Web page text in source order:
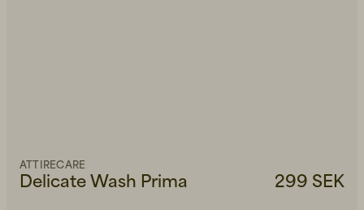
Delicate Wash Prima
ATTIRECARE
299 SEK